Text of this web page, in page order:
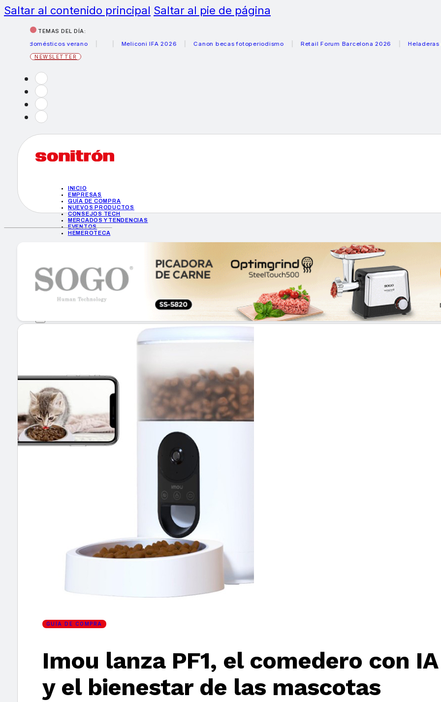
Saltar al contenido principal Saltar al pie de página
TEMAS DEL DÍA:
verano
Meliconi IFA 2026 Canon becas fotoperiodismo Retail Forum Barcelona 2026 Heladeras
NEWSLETTER
INICIO
EMPRESAS
GUÍA DE COMPRA
NUEVOS PRODUCTOS
CONSEJOS TECH
MERCADOS Y TENDENCIAS
EVENTOS
HEMEROTECA
GUÍA DE COMPRA
NUEVOS PRODUCTOS
CONSEJOS TECH
MERCADOS Y TENDENCIAS
HEMEROTECA
Encuentra tu noticia
Buscar
GUÍA DE COMPRA
Imou lanza PF1, el comedero con
y el bienestar de las mascotas